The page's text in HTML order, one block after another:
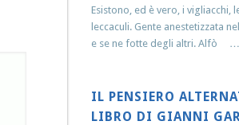
Esistono, ed è vero, i vigliacchi,
leccaculi. Gente anestetizzata
e se ne fotte degli altri. Alfò …
IL PENSIERO
LIBRO DI GIANNI